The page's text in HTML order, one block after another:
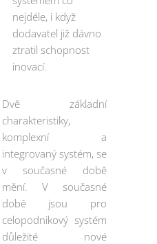
nejdéle, i když
dodavatel již dávno
ztratil schopnost
inovací.
Dvě základní
charakteristiky,
komplexní a
integrovaný systém, se
v současné době
mění. V současné
době jsou pro
celopodnikový systém
důležité nové